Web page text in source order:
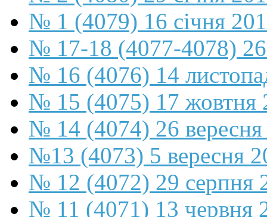
№ 1 (4079) 16 січня
№ 17-18 (4077-4078) 26
№ 16 (4076) 14
№ 15 (4075) 17 жовтня
№ 14 (4074) 26
№13 (4073) 5 вересня
№ 12 (4072) 29 серпня
№ 11 (4071) 13 червня